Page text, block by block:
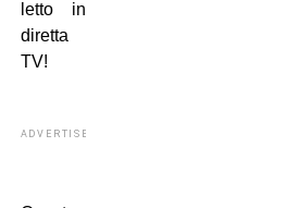
letto in
diretta
TV!
ADVERTISEMENT